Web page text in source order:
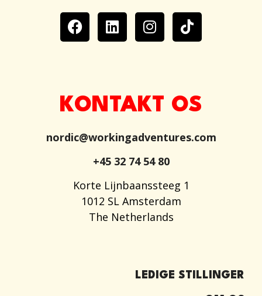
KONTAKT OS
nordic@workingadventures.com
+45 32 74 54 80
Korte Lijnbaanssteeg 1
1012 SL Amsterdam
The Netherlands
LEDIGE STILLINGER